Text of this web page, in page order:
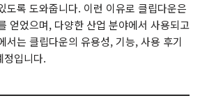
도록 도와줍니다. 이런 이유로 클립다운은
얻었으며, 다양한 산업 분야에서 사용되고
서는 클립다운의 유용성, 기능, 사용 후기
정입니다.